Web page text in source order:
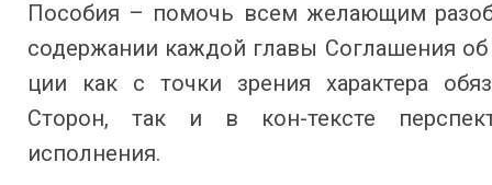
Пособия – помочь всем желающим
содержании каждой главы Соглашения об
ции как с точки зрения характера
Сторон, так и в кон-тексте
исполнения.